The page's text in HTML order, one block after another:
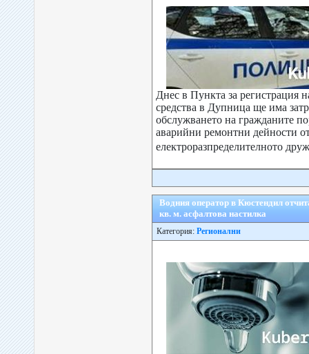
Днес в Пункта за регистрация
средства в Дупница ще има
обслужването на гражданите
аварийни ремонтни дейности
електроразпределителното
Водния оператор в Кюстендил
кв. м. асфалтова настилка
Категория: Регионални